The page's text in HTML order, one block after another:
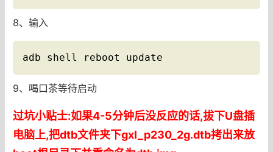
8、输入
adb shell reboot update
9、喝口茶等待启动
过坑小贴士:如果4-5分钟后没反应的话,拔下U盘插
电脑上,把dtb文件夹下gxl_p230_2g.dtb拷出来放